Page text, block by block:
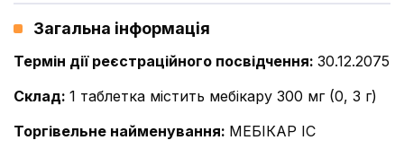
Загальна інформація
Термін дії реєстраційного посвідчення: 30.12.2075
Склад: 1 таблетка містить мебікару 300 мг (0, 3 г)
Торгівельне найменування: МЕБІКАР ІС